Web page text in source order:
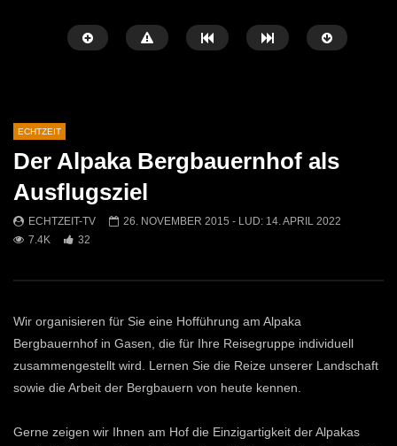
Mittendrin
ECHTZEIT-TV
Kammern
ECHTZEIT
Der Alpaka Bergbauernhof als
Ausflugsziel
ECHTZEIT-TV 26. NOVEMBER 2015 - LUD: 14. APRIL 2022
7.4K
32
Wir organisieren für Sie eine Hofführung am Alpaka
Bergbauernhof in Gasen, die für Ihre Reisegruppe individuell
zusammengestellt wird. Lernen Sie die Reize unserer Landschaft
sowie die Arbeit der Bergbauern von heute kennen.
Gerne zeigen wir Ihnen am Hof die Einzigartigkeit der Alpakas